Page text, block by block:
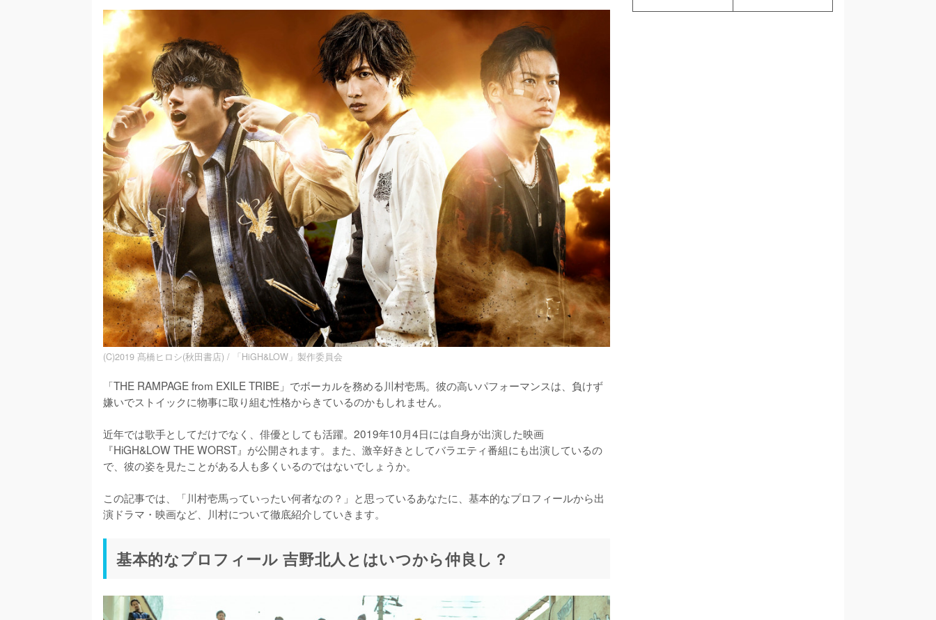
(C)2019 髙橋ヒロシ(秋田書店) / 「HiGH&LOW」製作委員会
「THE RAMPAGE from EXILE TRIBE」でボーカルを務める川村壱馬。彼の高いパフォーマンスは、負けず
嫌いでストイックに物事に取り組む性格からきているのかもしれません。
近年では歌手としてだけでなく、俳優としても活躍。2019年10月4日には自身が出演した映画
『HiGH&LOW THE WORST』が公開されます。また、激辛好きとしてバラエティ番組にも出演しているの
で、彼の姿を見たことがある人も多くいるのではないでしょうか。
この記事では、「川村壱馬っていったい何者なの？」と思っているあなたに、基本的なプロフィールから出
演ドラマ・映画など、川村について徹底紹介していきます。
基本的なプロフィール 吉野北人とはいつから仲良し？